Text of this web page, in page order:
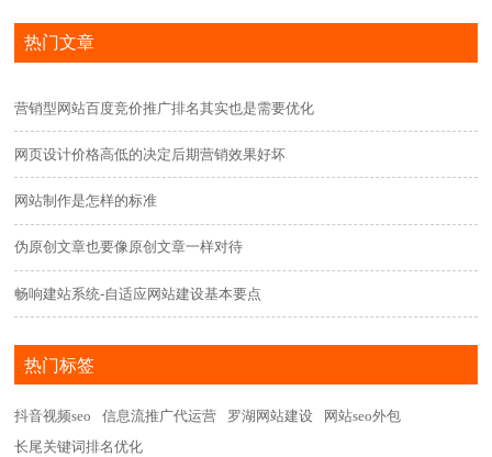
热门文章
营销型网站百度竞价推广排名其实也是需要优化
网页设计价格高低的决定后期营销效果好坏
网站制作是怎样的标准
伪原创文章也要像原创文章一样对待
畅响建站系统-自适应网站建设基本要点
热门标签
抖音视频seo 信息流推广代运营 罗湖网站建设
网站seo外包
长尾关键词排名优化